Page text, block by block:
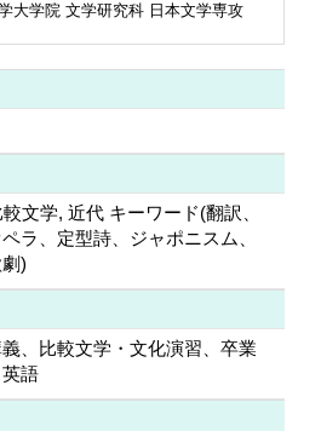
大学院 文学研究科 日本文学専攻
文学, 近代 キーワード(翻訳、
ラ、定型詩、ジャポニスム、
)
、比較文学・文化演習、卒業
語